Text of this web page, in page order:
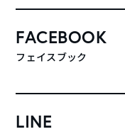
FACEBOOK
フェイスブック
LINE